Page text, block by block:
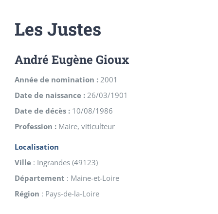
Les Justes
André Eugène Gioux
Année de nomination : 2001
Date de naissance : 26/03/1901
Date de décès : 10/08/1986
Profession : Maire, viticulteur
Localisation
Ville : Ingrandes (49123)
Département : Maine-et-Loire
Région : Pays-de-la-Loire